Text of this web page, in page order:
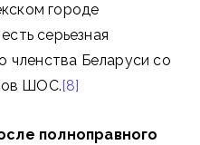
городе
серьезная
членства Беларуси со
ШОС.[8]
полноправного